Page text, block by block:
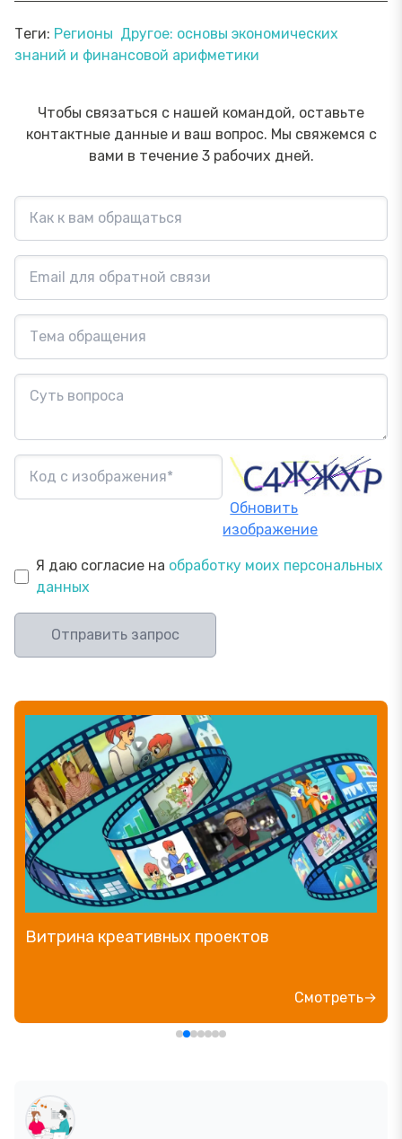
Теги: Регионы Другое: основы экономических
знаний и финансовой арифметики
Чтобы связаться с нашей командой, оставьте
контактные данные и ваш вопрос. Мы свяжемся с
вами в течение 3 рабочих дней.
Обновить
изображение
Я даю согласие на обработку моих персональных
данных
Отправить запрос
Витрина креативных проектов
Смотреть→